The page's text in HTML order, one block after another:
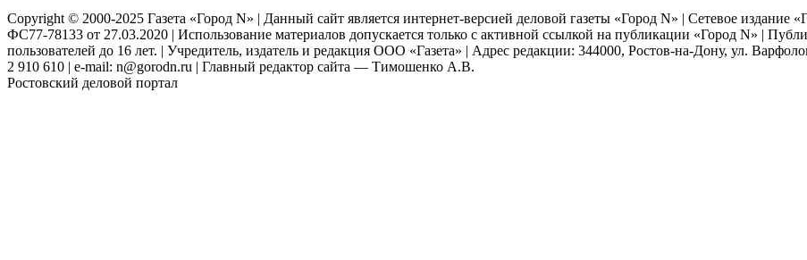
Copyright © 2000-2025 Газета «Город N» | Данный сайт является интернет-версией деловой газеты «Город N» | Сетевое издание
ФС77-78133 от 27.03.2020 | Использование материалов допускается только с активной ссылкой на публикации «Город N» |
пользователей до 16 лет. | Учредитель, издатель и редакция ООО «Газета» | Адрес редакции: 344000, Ростов-на-Дону, ул.
2 910 610 | e-mail: n@gorodn.ru | Главный редактор сайта — Тимошенко А.В.
Ростовский деловой портал